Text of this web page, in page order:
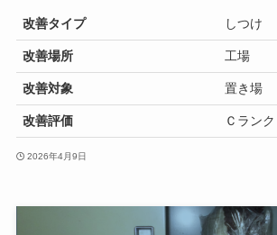
改善タイプ しつけ
改善場所 工場
改善対象 置き場
改善評価 Ｃランク
2026年4月9日